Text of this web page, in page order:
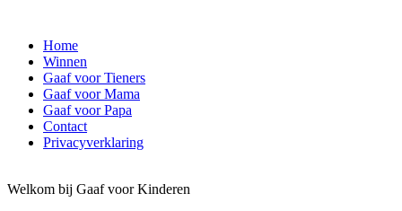
Home
Winnen
Gaaf voor Tieners
Gaaf voor Mama
Gaaf voor Papa
Contact
Privacyverklaring
Welkom bij Gaaf voor Kinderen